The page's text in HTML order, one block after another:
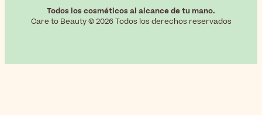
Todos los cosméticos al alcance de tu mano.
Care to Beauty © 2026 Todos los derechos reservados